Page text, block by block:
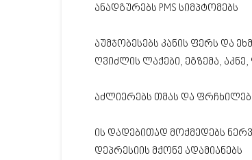
ანადგურებს PMS სიმპტომებს
აუმჯობესებს კანის ფერს და
ღვიძლის ლაქები, ეგზემა,
აძლიერებს თმას და
ის დადებითად მოქმედებს
დეპრესიის მქონე ადამიანებს